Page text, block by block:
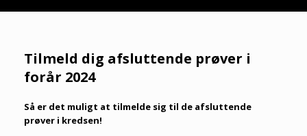
Tilmeld dig afsluttende prøver i
forår 2024
Så er det muligt at tilmelde sig til de afsluttende
prøver i kredsen!